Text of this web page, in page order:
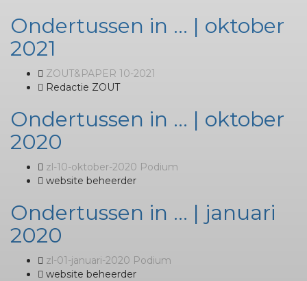
Ondertussen in … | oktober
2021
ZOUT&PAPER 10-2021
Redactie ZOUT
Ondertussen in … | oktober
2020
zl-10-oktober-2020 Podium
website beheerder
Ondertussen in … | januari
2020
zl-01-januari-2020 Podium
website beheerder